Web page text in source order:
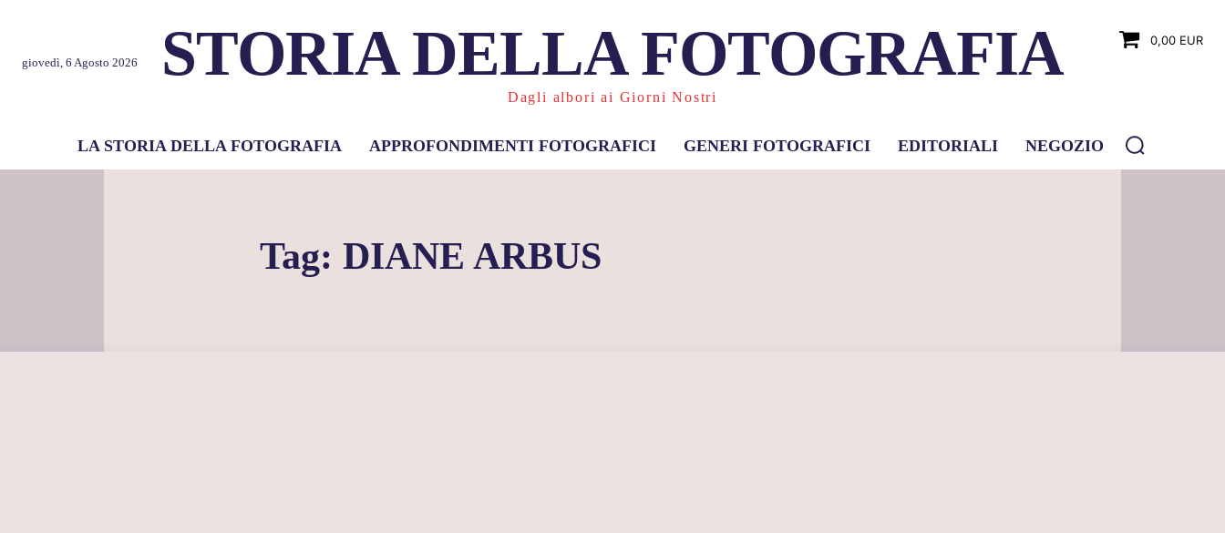
giovedì, 6 Agosto 2026 STORIA DELLA FOTOGRAFIA
Dagli albori ai Giorni Nostri
0,00 EUR
LA STORIA DELLA FOTOGRAFIA APPROFONDIMENTI FOTOGRAFICI GENERI FOTOGRAFICI EDITORIALI NEGOZIO
Tag:DIANE ARBUS